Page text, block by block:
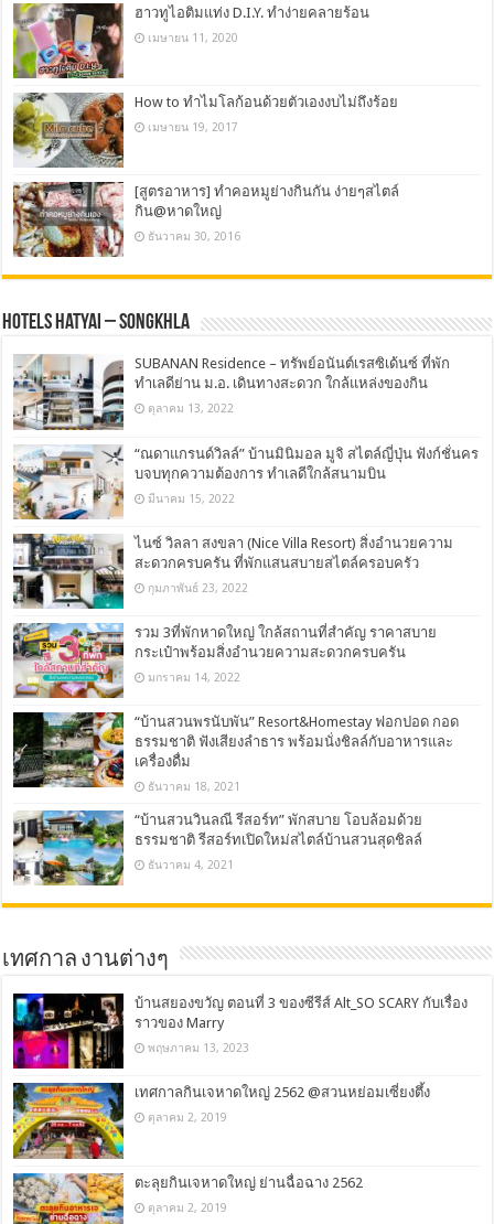
ฮาวทูไอติมแท่ง D.I.Y. ทำง่ายคลายร้อน
เมษายน 11, 2020
How to ทำไมโลก้อนด้วยตัวเองงบไม่ถึงร้อย
เมษายน 19, 2017
[สูตรอาหาร] ทำคอหมูย่างกินกัน ง่ายๆสไตล์
กิน@หาดใหญ่
ธันวาคม 30, 2016
Hotels Hatyai – Songkhla
SUBANAN Residence – ทรัพย์อนันต์เรสซิเด้นซ์ ที่พัก
ทำเลดีย่าน ม.อ. เดินทางสะดวก ใกล้แหล่งของกิน
ตุลาคม 13, 2022
“ณดาแกรนด์วิลล์” บ้านมินิมอล มูจิ สไตล์ญี่ปุ่น ฟังก์ชั่นคร
บจบทุกความต้องการ ทำเลดีใกล้สนามบิน
มีนาคม 15, 2022
ไนซ์ วิลลา สงขลา (Nice Villa Resort) สิ่งอำนวยความ
สะดวกครบครัน ที่พักแสนสบายสไตล์ครอบครัว
กุมภาพันธ์ 23, 2022
รวม 3ที่พักหาดใหญ่ ใกล้สถานที่สำคัญ ราคาสบาย
กระเป๋าพร้อมสิ่งอำนวยความสะดวกครบครัน
มกราคม 14, 2022
“บ้านสวนพรนับพัน” Resort&Homestay ฟอกปอด กอด
ธรรมชาติ ฟังเสียงลำธาร พร้อมนั่งชิลล์กับอาหารและ
เครื่องดื่ม
ธันวาคม 18, 2021
“บ้านสวนวินลณี รีสอร์ท” พักสบาย โอบล้อมด้วย
ธรรมชาติ รีสอร์ทเปิดใหม่สไตล์บ้านสวนสุดชิลล์
ธันวาคม 4, 2021
เทศกาล งานต่างๆ
บ้านสยองขวัญ ตอนที่ 3 ของซีรีส์ Alt_SO SCARY กับเรื่อง
ราวของ Marry
พฤษภาคม 13, 2023
เทศกาลกินเจหาดใหญ่ 2562 @สวนหย่อมเซี่ยงตึ้ง
ตุลาคม 2, 2019
ตะลุยกินเจหาดใหญ่ ย่านฉื่อฉาง 2562
ตุลาคม 2, 2019